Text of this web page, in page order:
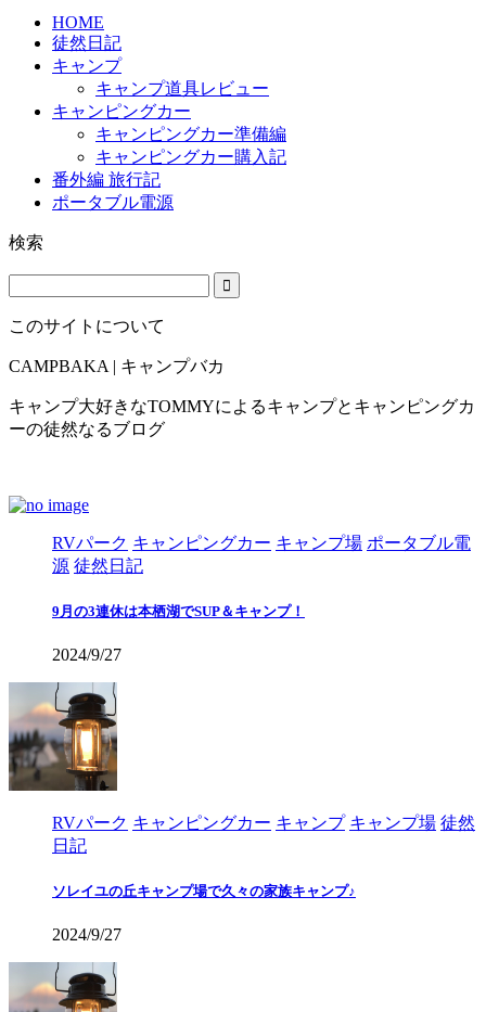
HOME
徒然日記
キャンプ
キャンプ道具レビュー
キャンピングカー
キャンピングカー準備編
キャンピングカー購入記
番外編 旅行記
ポータブル電源
検索
このサイトについて
CAMPBAKA | キャンプバカ
キャンプ大好きなTOMMYによるキャンプとキャンピングカ
ーの徒然なるブログ
RVパーク キャンピングカー キャンプ場 ポータブル電
源 徒然日記
9月の3連休は本栖湖でSUP＆キャンプ！
2024/9/27
RVパーク キャンピングカー キャンプ キャンプ場 徒然
日記
ソレイユの丘キャンプ場で久々の家族キャンプ♪
2024/9/27